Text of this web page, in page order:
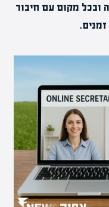
ובכל מקום עם חיבור